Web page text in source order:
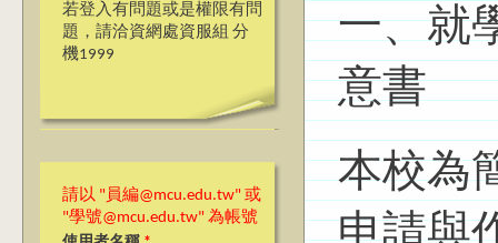
若登入有問題或是權限有問
題，請洽資網處資服組 分
機1999
請以 "員編@mcu.edu.tw" 或
"學號@mcu.edu.tw" 為帳號
一、就
意書
本校為